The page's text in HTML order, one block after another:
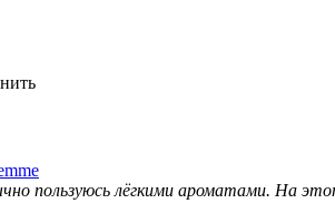
пользуюсь лёгкими ароматами. На